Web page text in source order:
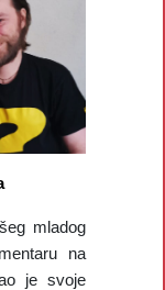
mladog
na
je svoje